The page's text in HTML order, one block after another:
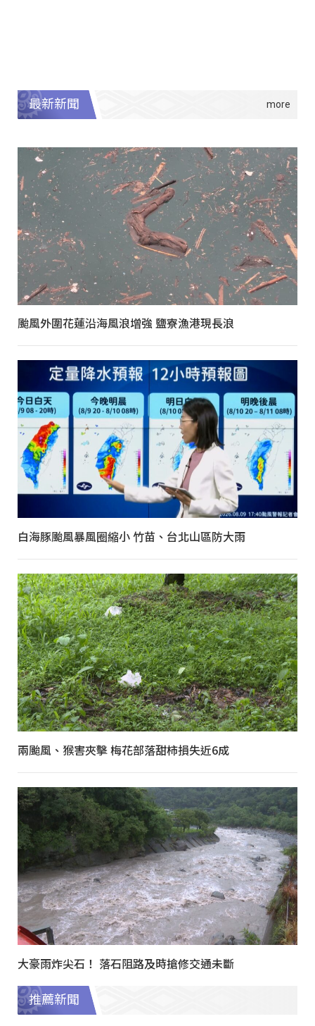
最新新聞
颱風外圍花蓮沿海風浪增強 鹽寮漁港現長浪
白海豚颱風暴風圈縮小 竹苗、台北山區防大雨
兩颱風、猴害夾擊 梅花部落甜柿損失近6成
大豪雨炸尖石！ 落石阻路及時搶修交通未斷
推薦新聞